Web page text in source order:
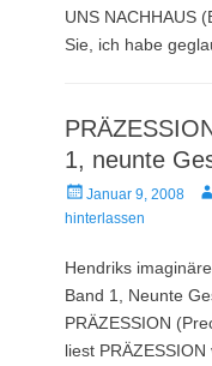
UNS NACHHAUS
Sie, ich habe
1, neunte
Veröffentlicht
am
Januar 9, 2008
hinterlassen
Hendriks
Band 1, Neunte
PRÄZESSION
liest